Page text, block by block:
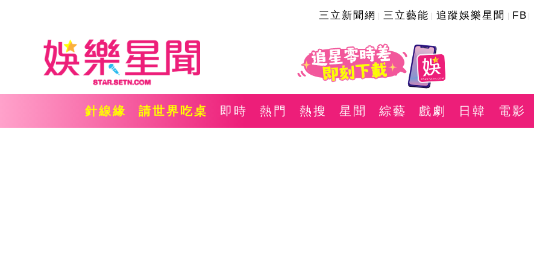
三立新聞網 三立藝能 追蹤娛樂星聞 FB
針線緣 請世界吃桌 即時 熱門 熱搜 星聞 綜藝 戲劇 日韓 電影